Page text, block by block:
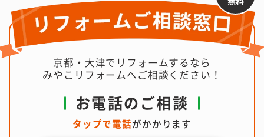
京都・大津でリフォームするなら
みやこリフォームへご相談ください！
お電話のご相談
タップで電話がかかります